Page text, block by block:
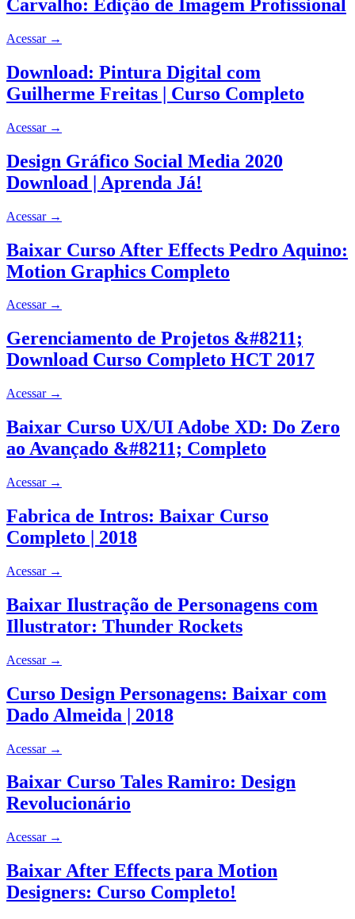
Carvalho: Edição de Imagem Profissional
Acessar →
Download: Pintura Digital com
Guilherme Freitas | Curso Completo
Acessar →
Design Gráfico Social Media 2020
Download | Aprenda Já!
Acessar →
Baixar Curso After Effects Pedro Aquino:
Motion Graphics Completo
Acessar →
Gerenciamento de Projetos &#8211;
Download Curso Completo HCT 2017
Acessar →
Baixar Curso UX/UI Adobe XD: Do Zero
ao Avançado &#8211; Completo
Acessar →
Fabrica de Intros: Baixar Curso
Completo | 2018
Acessar →
Baixar Ilustração de Personagens com
Illustrator: Thunder Rockets
Acessar →
Curso Design Personagens: Baixar com
Dado Almeida | 2018
Acessar →
Baixar Curso Tales Ramiro: Design
Revolucionário
Acessar →
Baixar After Effects para Motion
Designers: Curso Completo!